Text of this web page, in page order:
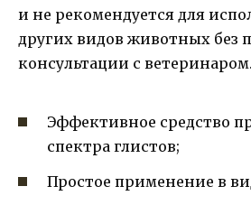
и не рекомендуется для
других видов животных без
консультации с ветеринаром.
Эффективное средство
спектра глистов;
Простое применение в